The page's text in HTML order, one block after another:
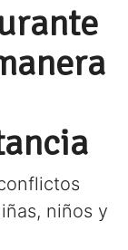
niños y